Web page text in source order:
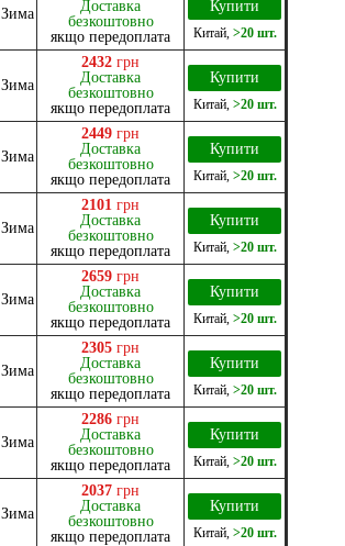
Зима
Доставка
безкоштовно
якщо передоплата
Купити
Китай, >20 шт.
Зима
2432 грн
Доставка
безкоштовно
якщо передоплата
Купити
Китай, >20 шт.
Зима
2449 грн
Доставка
безкоштовно
якщо передоплата
Купити
Китай, >20 шт.
Зима
2101 грн
Доставка
безкоштовно
якщо передоплата
Купити
Китай, >20 шт.
Зима
2659 грн
Доставка
безкоштовно
якщо передоплата
Купити
Китай, >20 шт.
Зима
2305 грн
Доставка
безкоштовно
якщо передоплата
Купити
Китай, >20 шт.
Зима
2286 грн
Доставка
безкоштовно
якщо передоплата
Купити
Китай, >20 шт.
Зима
2037 грн
Доставка
безкоштовно
якщо передоплата
Купити
Китай, >20 шт.